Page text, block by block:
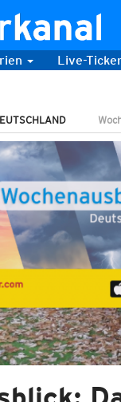
Live-Ticker